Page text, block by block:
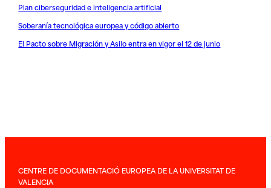
Plan ciberseguridad e inteligencia artificial
Soberanía tecnológica europea y código abierto
El Pacto sobre Migración y Asilo entra en vigor el 12 de junio
CENTRE DE DOCUMENTACIÓ EUROPEA DE LA UNIVERSITAT DE
VALENCIA